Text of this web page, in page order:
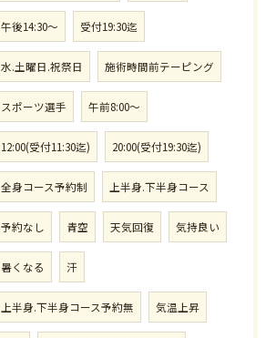
午後14:30〜 受付19:30迄
水.土曜日.祝祭日 施術時間前テーピング
スポーツ選手 午前8:00〜
12:00(受付11:30迄) 20:00(受付19:30迄)
全身コース予約制 上半身.下半身コース
予約なし 青空 天気回復 気持良い
暑くなる 汗
上半身.下半身コース予約無 気温上昇